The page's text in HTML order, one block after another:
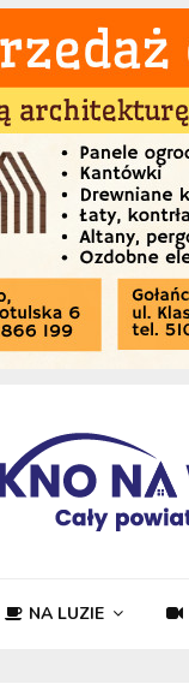
NA LUZIE